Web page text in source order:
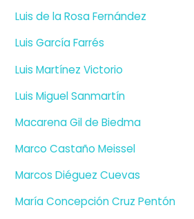
Luis de la Rosa Fernández
Luis García Farrés
Luis Martínez Victorio
Luis Miguel Sanmartín
Macarena Gil de Biedma
Marco Castaño Meissel
Marcos Diéguez Cuevas
María Concepción Cruz Pentón